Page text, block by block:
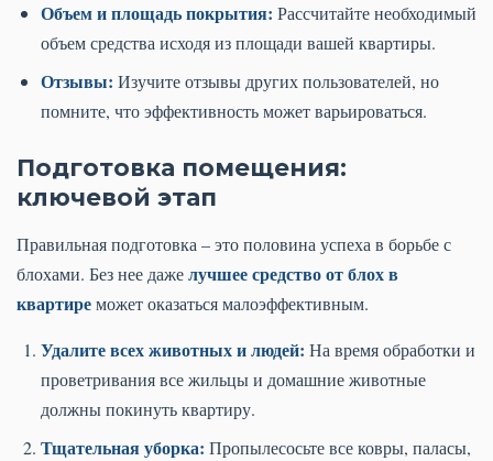
Объем и площадь покрытия: Рассчитайте необходимый
объем средства исходя из площади вашей квартиры.
Отзывы: Изучите отзывы других пользователей, но
помните, что эффективность может варьироваться.
Подготовка помещения:
ключевой этап
Правильная подготовка – это половина успеха в борьбе с
блохами. Без нее дажелучшее средство от блох в
квартиреможет оказаться малоэффективным.
Удалите всех животных и людей: На время обработки и
проветривания все жильцы и домашние животные
должны покинуть квартиру.
Тщательная уборка: Пропылесосьте все ковры, паласы,